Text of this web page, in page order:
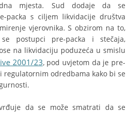
mjesta. Sud dodaje da se
packa s ciljem likvidacije društva
vjerovnika. S obzirom na to,
postupci pre-packa i stečaja,
na likvidaciju poduzeća u smislu
2001/23, pod uvjetom da je pre-
regulatornim odredbama kako bi se
da se može smatrati da se